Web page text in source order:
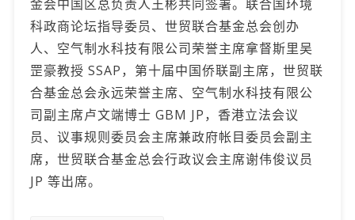
金会中国区总负责人王彬共同签署。联合国环境
科政商论坛指导委员、世贸联合基金总会创办
人、空气制水科技有限公司荣誉主席拿督斯里吴
罡豪教授 SSAP，第十届中国侨联副主席，世贸联
合基金总会永远荣誉主席、空气制水科技有限公
司副主席卢文端博士 GBM JP，香港立法会议
员、议事规则委员会主席兼政府帐目委员会副主
席，世贸联合基金总会行政议会主席谢伟俊议员
JP 等出席。